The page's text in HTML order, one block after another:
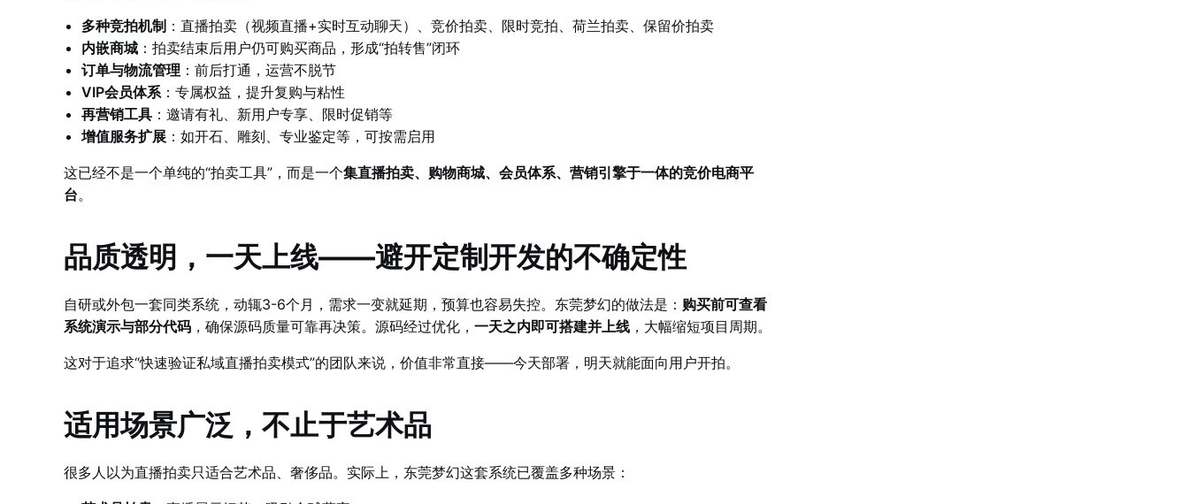
多种竞拍机制 ：直播拍卖（视频直播+实时互动聊天）、竞价拍卖、限时竞拍、荷兰拍卖、保留价拍卖
内嵌商城 ：拍卖结束后用户仍可购买商品，形成“拍转售”闭环
订单与物流管理 ：前后打通，运营不脱节
VIP会员体系：专属权益，提升复购与粘性
再营销工具 ：邀请有礼、新用户专享、限时促销等
增值服务扩展 ：如开石、雕刻、专业鉴定等，可按需启用
这已经不是一个单纯的“拍卖工具”，而是一个集直播拍卖、购物商城、会员体系、营销引擎于一体的竞价电商平
台。
品质透明，一天上线——避开定制开发的不确定性
自研或外包一套同类系统，动辄3-6个月，需求一变就延期，预算也容易失控。东莞梦幻的做法是： 购买前可查看
系统演示与部分代码 ，确保源码质量可靠再决策。源码经过优化， 一天之内即可搭建并上线 ，大幅缩短项目周期。
这对于追求“快速验证私域直播拍卖模式”的团队来说，价值非常直接——今天部署，明天就能面向用户开拍。
适用场景广泛，不止于艺术品
很多人以为直播拍卖只适合艺术品、奢侈品。实际上，东莞梦幻这套系统已覆盖多种场景：